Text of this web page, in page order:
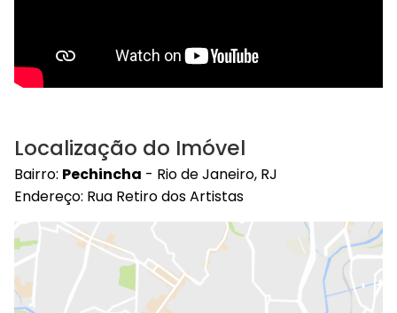
Localização do Imóvel
Bairro: Pechincha - Rio de Janeiro, RJ
Endereço: Rua Retiro dos Artistas